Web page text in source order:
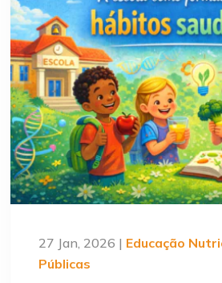
27 Jan, 2026 | Educação
Públicas